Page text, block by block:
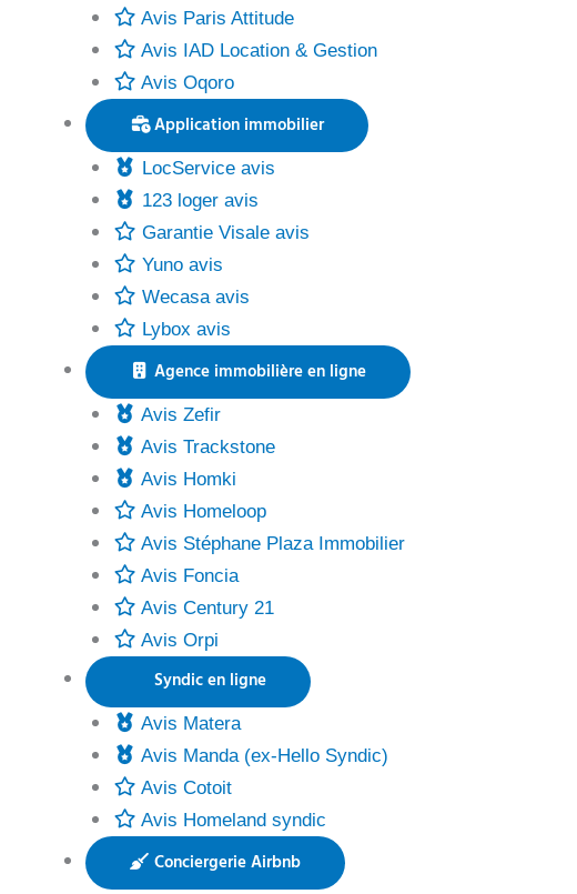
Avis Paris Attitude
Avis IAD Location & Gestion
Avis Oqoro
Application immobilier
LocService avis
123 loger avis
Garantie Visale avis
Yuno avis
Wecasa avis
Lybox avis
Agence immobilière en ligne
Avis Zefir
Avis Trackstone
Avis Homki
Avis Homeloop
Avis Stéphane Plaza Immobilier
Avis Foncia
Avis Century 21
Avis Orpi
Syndic en ligne
Avis Matera
Avis Manda (ex-Hello Syndic)
Avis Cotoit
Avis Homeland syndic
Conciergerie Airbnb